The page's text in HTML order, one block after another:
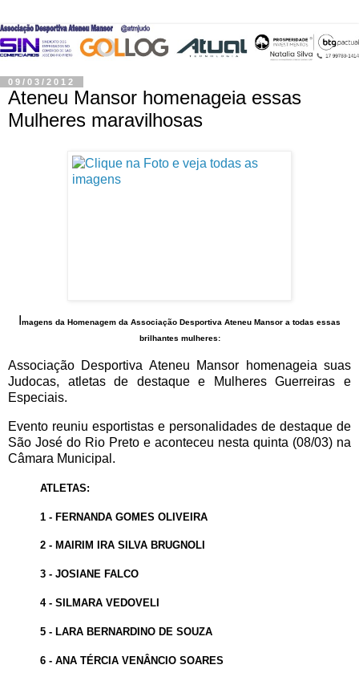
09/03/2012
Ateneu Mansor homenageia essas
Mulheres maravilhosas
magens da Homenagem da Associação Desportiva Ateneu Mansor a todas essas
brilhantes mulheres:
Associação Desportiva Ateneu Mansor homenageia suas
Judocas, atletas de destaque e Mulheres Guerreiras e
Especiais.
Evento reuniu esportistas e personalidades de destaque de
São José do Rio Preto e aconteceu nesta quinta (08/03) na
Câmara Municipal.
ATLETAS:
1 - FERNANDA GOMES OLIVEIRA
2 - MAIRIM IRA SILVA BRUGNOLI
3 - JOSIANE FALCO
4 - SILMARA VEDOVELI
5 - LARA BERNARDINO DE SOUZA
6 - ANA TÉRCIA VENÂNCIO SOARES